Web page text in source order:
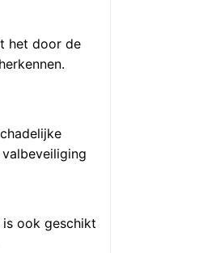
het door de
ook geschikt